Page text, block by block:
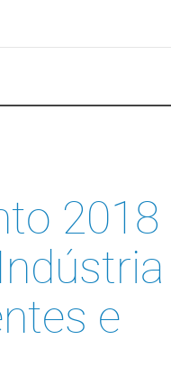
2018
e